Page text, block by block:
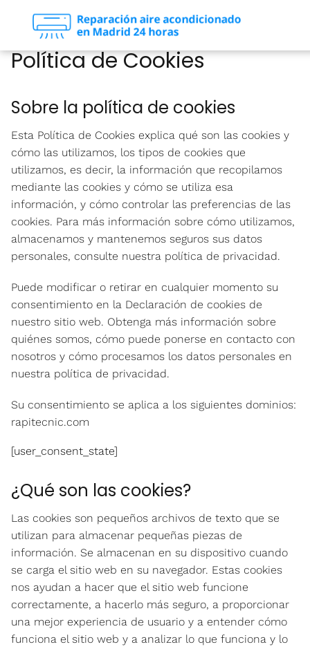
Política de Cookies
Sobre la política de cookies
Esta Política de Cookies explica qué son las cookies y
cómo las utilizamos, los tipos de cookies que
utilizamos, es decir, la información que recopilamos
mediante las cookies y cómo se utiliza esa
información, y cómo controlar las preferencias de las
cookies. Para más información sobre cómo utilizamos,
almacenamos y mantenemos seguros sus datos
personales, consulte nuestra política de privacidad.
Puede modificar o retirar en cualquier momento su
consentimiento en la Declaración de cookies de
nuestro sitio web. Obtenga más información sobre
quiénes somos, cómo puede ponerse en contacto con
nosotros y cómo procesamos los datos personales en
nuestra política de privacidad.
Su consentimiento se aplica a los siguientes dominios:
rapitecnic.com
[user_consent_state]
¿Qué son las cookies?
Las cookies son pequeños archivos de texto que se
utilizan para almacenar pequeñas piezas de
información. Se almacenan en su dispositivo cuando
se carga el sitio web en su navegador. Estas cookies
nos ayudan a hacer que el sitio web funcione
correctamente, a hacerlo más seguro, a proporcionar
una mejor experiencia de usuario y a entender cómo
funciona el sitio web y a analizar lo que funciona y lo